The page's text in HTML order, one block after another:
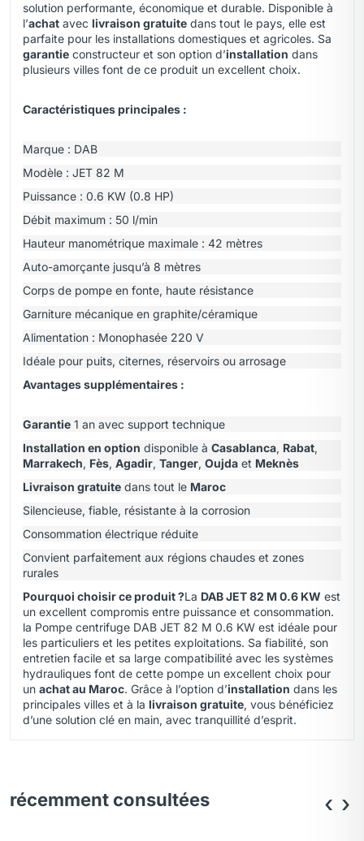
solution performante, économique et durable. Disponible à
l’achat avec livraison gratuite dans tout le pays, elle est
parfaite pour les installations domestiques et agricoles. Sa
garantie constructeur et son option d’installation dans
plusieurs villes font de ce produit un excellent choix.
Caractéristiques principales :
Marque : DAB
Modèle : JET 82 M
Puissance : 0.6 KW (0.8 HP)
Débit maximum : 50 l/min
Hauteur manométrique maximale : 42 mètres
Auto-amorçante jusqu’à 8 mètres
Corps de pompe en fonte, haute résistance
Garniture mécanique en graphite/céramique
Alimentation : Monophasée 220 V
Idéale pour puits, citernes, réservoirs ou arrosage
Avantages supplémentaires :
Garantie 1 an avec support technique
Installation en option disponible à Casablanca, Rabat,
Marrakech, Fès, Agadir, Tanger, Oujda et Meknès
Livraison gratuite dans tout le Maroc
Silencieuse, fiable, résistante à la corrosion
Consommation électrique réduite
Convient parfaitement aux régions chaudes et zones
rurales
Pourquoi choisir ce produit ?La DAB JET 82 M 0.6 KW est
un excellent compromis entre puissance et consommation.
la Pompe centrifuge DAB JET 82 M 0.6 KW est idéale pour
les particuliers et les petites exploitations. Sa fiabilité, son
entretien facile et sa large compatibilité avec les systèmes
hydrauliques font de cette pompe un excellent choix pour
un achat au Maroc. Grâce à l’option d’installation dans les
principales villes et à la livraison gratuite, vous bénéficiez
d’une solution clé en main, avec tranquillité d’esprit.
récemment consultées ‹ ›